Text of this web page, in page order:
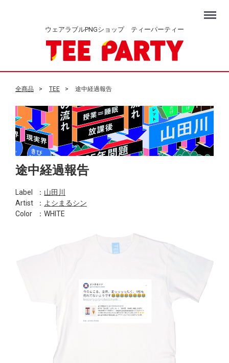
ウェアラブルPNGショップ ティーパーティー
Menu
全商品 TEE 途中経過報告
途中経過報告
Label ： 山田川
Artist
： よシまるシン
Color
：WHITE